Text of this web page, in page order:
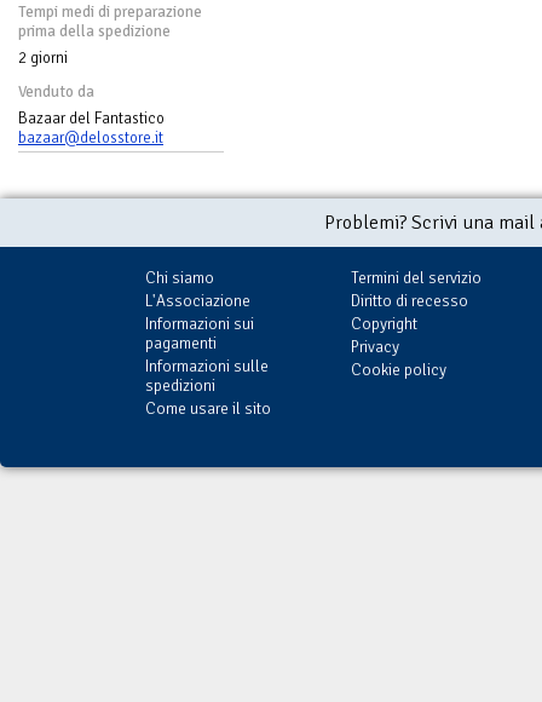
Tempi medi di preparazione
prima della spedizione
2 giorni
Venduto da
Bazaar del Fantastico
bazaar@delosstore.it
Problemi? Scrivi una
Chi siamo
L'Associazione
Informazioni sui
pagamenti
Informazioni sulle
spedizioni
Come usare il sito
Termini del servizio
Diritto di recesso
Copyright
Privacy
Cookie policy